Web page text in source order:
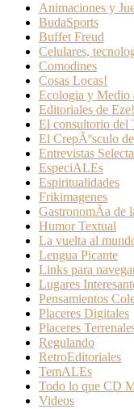
Animaciones y
BudaSports
Buffet Freud
Celulares,
Comodines
Cosas Locas!
Ecologia y Medio
Editoriales de Eze!
El consultorio del
El CrepÃºsculo
Entrevistas
EspeciALEs
Espiritualidades
Frikimagenes
GastronomÃ­a de
Humor Textual
La vuelta al
Lengua Picante
Links para
Lugares
Pensamientos
Placeres Digitales
Placeres
Regulando
RetroEditoriales
TemALEs
Todo lo que CD
Videos